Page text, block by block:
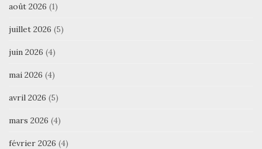
août 2026 (1)
juillet 2026 (5)
juin 2026 (4)
mai 2026 (4)
avril 2026 (5)
mars 2026 (4)
février 2026 (4)